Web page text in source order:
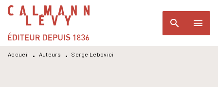
MENU RECHERCHE
PIED DE PAGE
search menu
Accueil • Auteurs • Serge Lebovici